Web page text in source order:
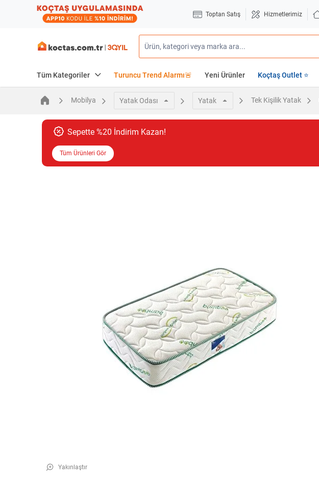
Toptan Satış Hizmetlerimiz
Tüm Kategoriler Turuncu Trend Alarmı🚨 Yeni Ürünler Koçtaş Outlet ⭐
Mobilya Yatak Odası Yatak Tek Kişilik Yatak
Sepette %20 İndirim Kazan!
Tüm Ürünleri Gör
Yakınlaştır